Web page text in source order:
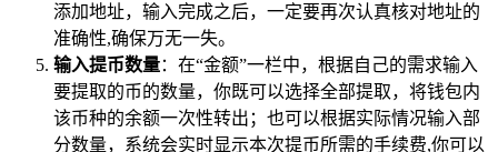
添加地址，输入完成之后，一定要再次认真核对地址的
准确性,确保万无一失。
输入提币数量：在“金额”一栏中，根据自己的需求输入
要提取的币的数量，你既可以选择全部提取，将钱包内
该币种的余额一次性转出；也可以根据实际情况输入部
分数量，系统会实时显示本次提币所需的手续费,你可以